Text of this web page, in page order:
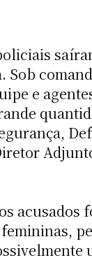
Sob
e